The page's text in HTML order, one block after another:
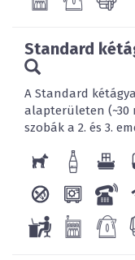
Standard
A Standard
alapterületen (~30
szobák a 2. és 3.